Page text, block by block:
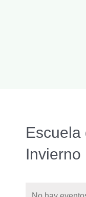
Escuela
Invierno